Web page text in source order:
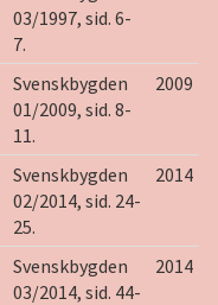
03/1997, sid. 6-
7.
Svenskbygden
01/2009, sid. 8-
11.
2009
Svenskbygden
02/2014, sid. 24-
25.
2014
Svenskbygden
03/2014, sid. 44-
2014